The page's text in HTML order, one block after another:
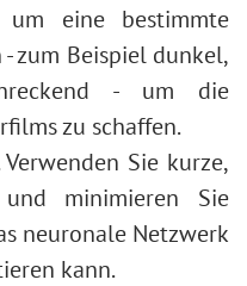
um eine bestimmte
zum Beispiel dunkel,
- um die
zu schaffen.
Verwenden Sie kurze,
minimieren Sie
neuronale Netzwerk
kann.